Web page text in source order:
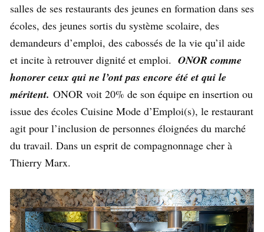
salles de ses restaurants des jeunes en formation dans ses
écoles, des jeunes sortis du système scolaire, des
demandeurs d’emploi, des cabossés de la vie qu’il aide
et incite à retrouver dignité et emploi. ONOR comme
honorer ceux qui ne l’ont pas encore été et qui le
méritent. ONOR voit 20% de son équipe en insertion ou
issue des écoles Cuisine Mode d’Emploi(s), le restaurant
agit pour l’inclusion de personnes éloignées du marché
du travail. Dans un esprit de compagnonnage cher à
Thierry Marx.